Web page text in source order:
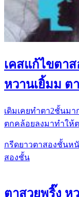
เคสแก้ไขตา
หวานเยิ้มม ต
เดิมเคยทำตา2ชั้นม
ตกคล้อยลงมา​ทำให้
กรีดยาวตาสองชั้นห
สองชั้น
ตาสวยพริ๊ง ห